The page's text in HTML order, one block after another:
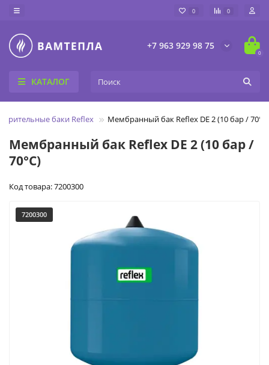
0 0
+7 963 929 98 75
0
КАТАЛОГ
баки Reflex Мембранный бак Reflex DE 2 (10 бар / 70°C)
Мембранный бак Reflex DE 2 (10 бар /
70°C)
Код товара: 7200300
7200300